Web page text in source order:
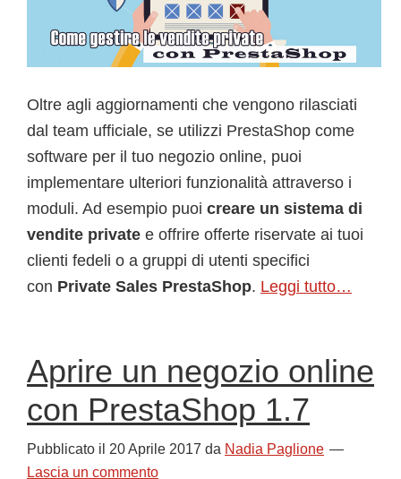
Oltre agli aggiornamenti che vengono rilasciati
dal team ufficiale, se utilizzi PrestaShop come
software per il tuo negozio online, puoi
implementare ulteriori funzionalità attraverso i
moduli. Ad esempio puoi creare un sistema di
vendite private e offrire offerte riservate ai tuoi
clienti fedeli o a gruppi di utenti specifici
con Private Sales PrestaShop. Leggi tutto…
Aprire un negozio online
con PrestaShop 1.7
Pubblicato il 20 Aprile 2017 da Nadia Paglione
Lascia un commento